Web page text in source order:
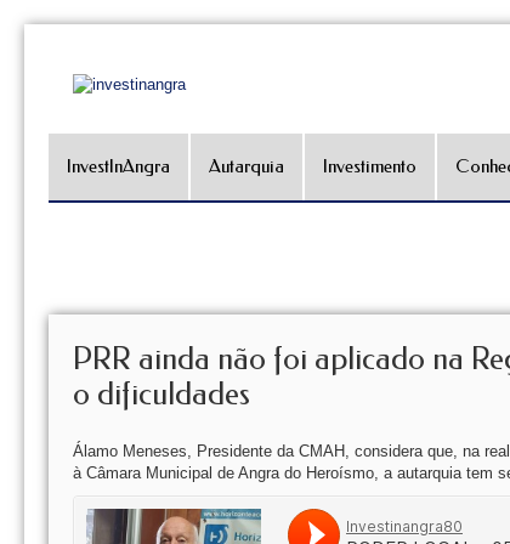
InvestInAngra Autarquia Investimento
PRR ainda não foi aplicado na
o dificuldades
Álamo Meneses, Presidente da CMAH, considera que, na
à Câmara Municipal de Angra do Heroísmo, a autarquia tem